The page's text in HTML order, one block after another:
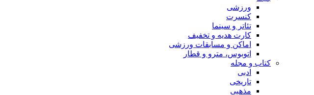
ورزشی
کنسرت
تئاتر و سینما
کارت هدیه و تخفیف
اماکن و مسابقات ورزشی
اتوبوس، مترو و قطار
کتاب و مجله
ادبی
تاریخی
مذهبی